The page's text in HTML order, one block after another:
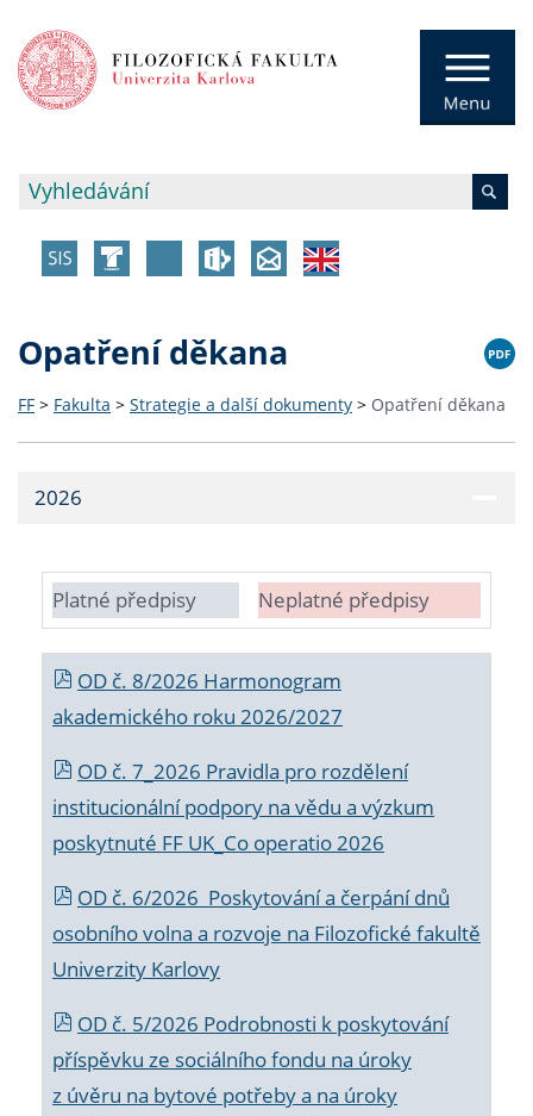
Opatření děkana
FF > Fakulta > Strategie a další dokumenty > Opatření děkana
2026
Platné předpisy Neplatné předpisy
OD č. 8/2026 Harmonogram
akademického roku 2026/2027
OD č. 7_2026 Pravidla pro rozdělení
institucionální podpory na vědu a výzkum
poskytnuté FF UK_Co operatio 2026
OD č. 6/2026 Poskytování a čerpání dnů
osobního volna a rozvoje na Filozofické fakultě
Univerzity Karlovy
OD č. 5/2026 Podrobnosti k poskytování
příspěvku ze sociálního fondu na úroky
z úvěru na bytové potřeby a na úroky